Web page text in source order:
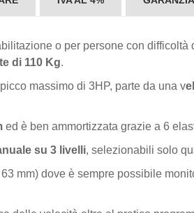
o per persone con
di 110 Kg.
massimo di 3HP, parte da una v
ed è ben ammortizzata grazie a 6
su 3 livelli, selezionabili solo
63 mm) dove è sempre possibile